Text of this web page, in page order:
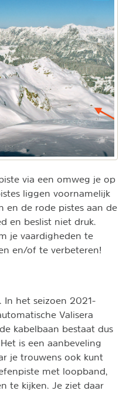
via een omweg je op
liggen voornamelijk
en de rode pistes aan de
en beslist niet druk.
je vaardigheden te
en/of te verbeteren!
. In het seizoen 2021-
Valisera
kabelbaan bestaat dus
is een aanbeveling
je trouwens ook kunt
met loopband,
te kijken. Je ziet daar